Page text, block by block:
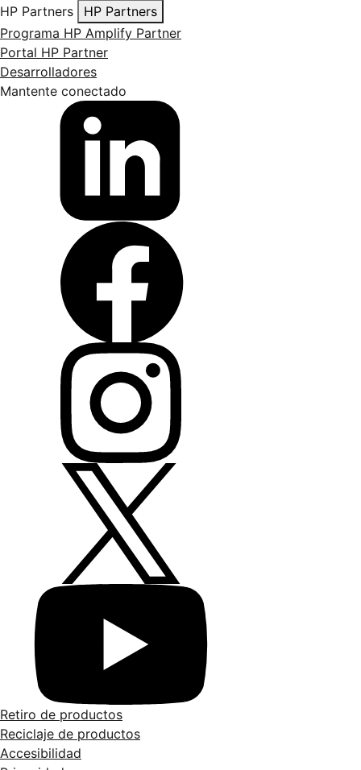
HP Partners
HP Partners
Programa HP Amplify Partner
Portal HP Partner
Desarrolladores
Mantente conectado
Retiro de productos
Reciclaje de productos
Accesibilidad